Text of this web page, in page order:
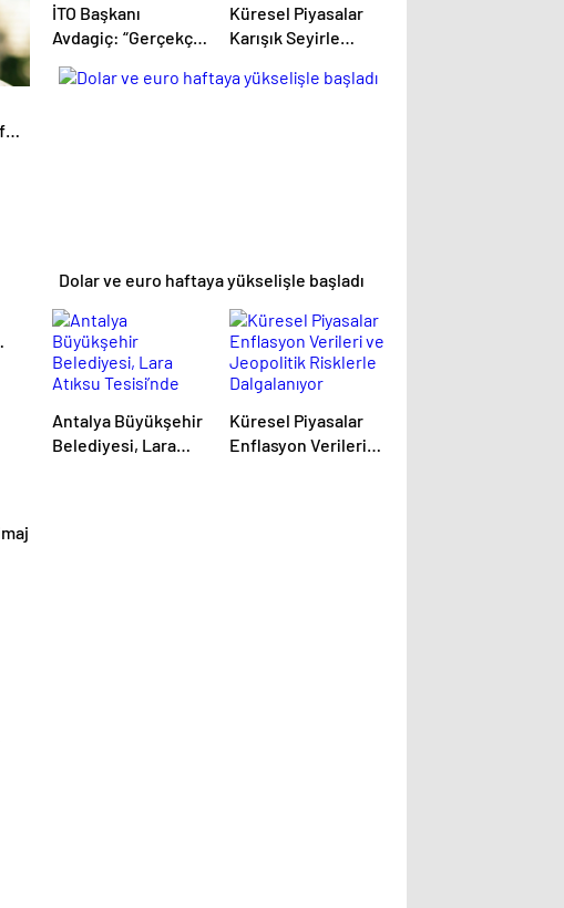
İTO Başkanı
Avdagiç: “Gerçekçi,
korelasyon içinde
Küresel Piyasalar
Karışık Seyirle
Dolar ve euro haftaya yükselişle başladı
Antalya Büyükşehir
Belediyesi, Lara
Küresel Piyasalar
Enflasyon Verileri